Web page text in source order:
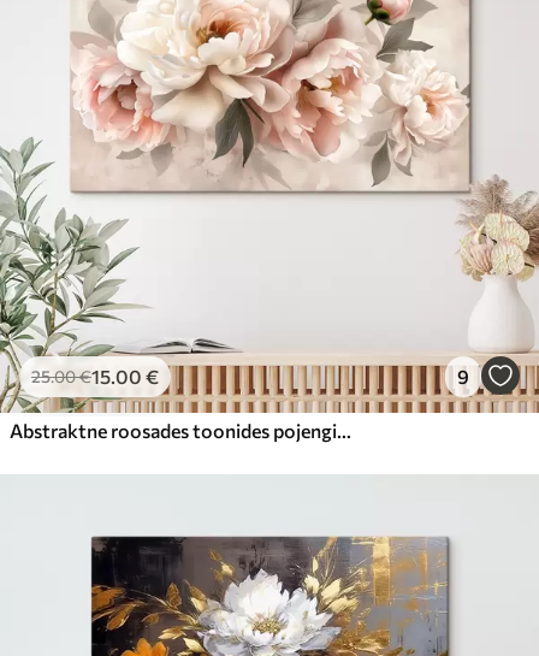
25.00€15.00 € 9
Abstraktne roosades toonides pojengide kimp